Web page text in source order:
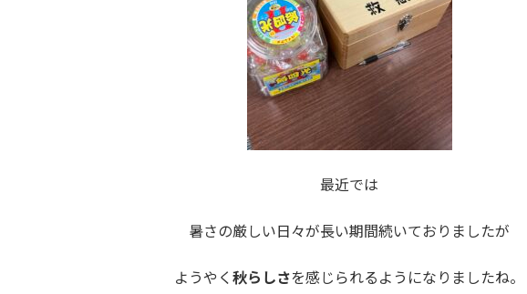
最近では
暑さの厳しい日々が長い期間続いておりましたが
ようやく秋らしさを感じられるようになりましたね。